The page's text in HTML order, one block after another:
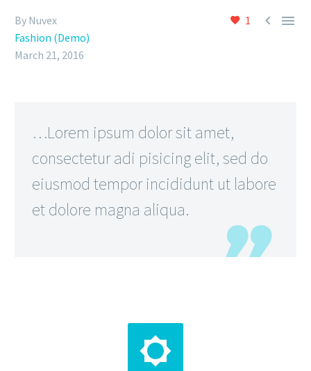
1  
By Nuvex
Fashion (Demo)
March 21, 2016
…Lorem ipsum dolor sit amet,
consectetur adi pisicing elit, sed do
eiusmod tempor incididunt ut labore
et dolore magna aliqua.

